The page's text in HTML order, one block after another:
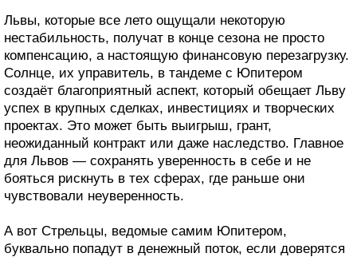
Львы, которые все лето ощущали некоторую
нестабильность, получат в конце сезона не просто
компенсацию, а настоящую финансовую перезагрузку.
Солнце, их управитель, в тандеме с Юпитером
создаёт благоприятный аспект, который обещает Льву
успех в крупных сделках, инвестициях и творческих
проектах. Это может быть выигрыш, грант,
неожиданный контракт или даже наследство. Главное
для Львов — сохранять уверенность в себе и не
бояться рискнуть в тех сферах, где раньше они
чувствовали неуверенность.
А вот Стрельцы, ведомые самим Юпитером,
буквально попадут в денежный поток, если доверятся